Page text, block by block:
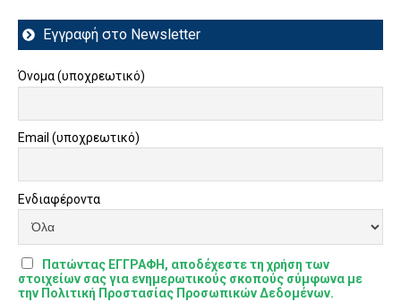
Εγγραφή στο Newsletter
Όνομα (υποχρεωτικό)
Email (υποχρεωτικό)
Ενδιαφέροντα
Πατώντας ΕΓΓΡΑΦΗ, αποδέχεστε τη χρήση των
στοιχείων σας για ενημερωτικούς σκοπούς σύμφωνα με
την Πολιτική Προστασίας Προσωπικών Δεδομένων.